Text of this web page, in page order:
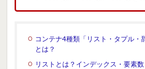
コンテナ4種類「リスト・タプル・
とは？
リストとは？インデックス・要素